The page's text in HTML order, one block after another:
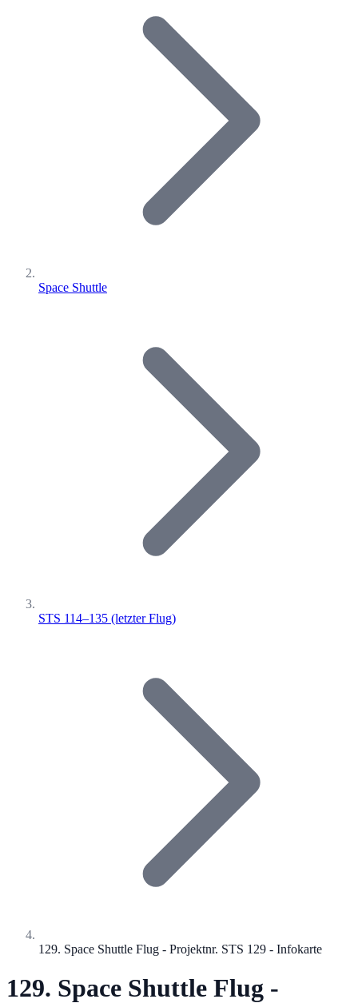
Space Shuttle
STS 114–135 (letzter Flug)
129. Space Shuttle Flug - Projektnr. STS 129 - Infokarte
129. Space Shuttle Flug -